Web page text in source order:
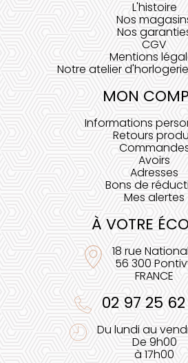
L'histoire
Nos
Nos
CGV
Mentions
Notre atelier
MON
Informations
Retours
Avoirs
Adresses
Bons de
Mes alertes
À VOTRE
18 rue
56 300
FRANCE
02 97 25
Du lundi au
De 9h00
à 17h00